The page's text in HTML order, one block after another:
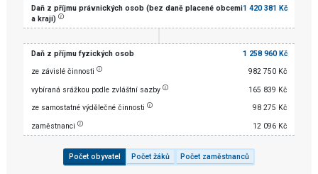
Daň z příjmu právnických osob (bez daně placené obcemi
a kraji)
1 420 381 Kč
Daň z příjmu fyzických osob
1 258 960 Kč
ze závislé činnosti
982 750 Kč
vybíraná srážkou podle zvláštní sazby
165 839 Kč
ze samostatné výdělečné činnosti
98 275 Kč
zaměstnanci
12 096 Kč
Počet obyvatel Počet žáků Počet zaměstnanců